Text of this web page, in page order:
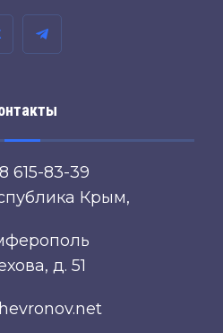
615-83-39
Крым,
д. 51